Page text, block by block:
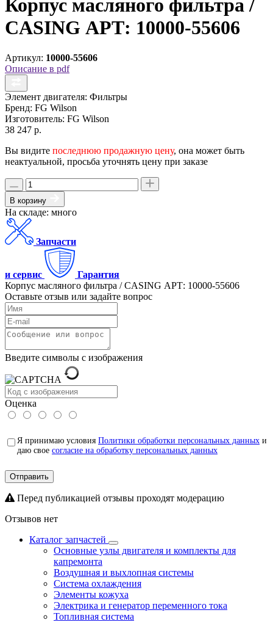
Корпус масляного фильтра /
CASING АРТ: 10000-55606
Артикул: 10000-55606
Описание в pdf
Элемент двигателя: Фильтры
Бренд: FG Wilson
Изготовитель: FG Wilson
38 247 р.
Вы видите последнюю продажную цену, она может быть
неактуальной, просьба уточнять цену при заказе
В корзину
На складе: много
Запчасти
и сервис
Гарантия
Корпус масляного фильтра / CASING АРТ: 10000-55606
Оставьте отзыв или задайте вопрос
Введите символы с изображения
Оценка
Я принимаю условия Политики обработки персональных данных и
даю свое согласие на обработку персональных данных
Отправить
Перед публикацией отзывы проходят модерацию
Отзывов нет
Каталог запчастей
Основные узлы двигателя и комплекты для
капремонта
Воздушная и выхлопная системы
Система охлаждения
Элементы кожуха
Электрика и генератор переменного тока
Топливная система